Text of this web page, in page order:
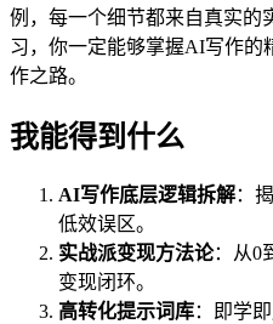
例，每一个细节都来自真实的
习，你一定能够掌握AI写作的
作之路。
我能得到什么
AI写作底层逻辑拆解：
低效误区。
实战派变现方法论：从0
变现闭环。
高转化提示词库：即学